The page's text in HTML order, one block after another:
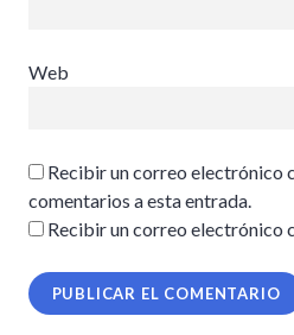
Web
Recibir un correo electrónico
comentarios a esta entrada.
Recibir un correo electrónico